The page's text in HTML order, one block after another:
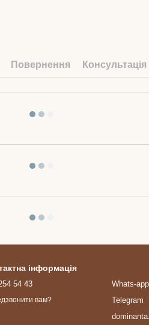
Повернення Консультація
інформація
54 43
вам?
Whats-app
Telegram